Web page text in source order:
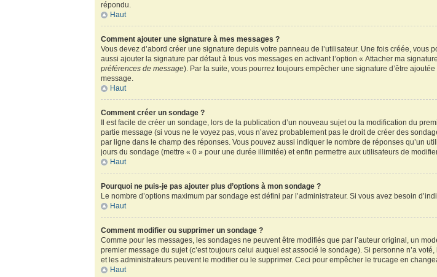
répondu.
Haut
Comment ajouter une signature à mes messages ?
Vous devez d’abord créer une signature depuis votre panneau de l’utilisateur. Une fois créée, vous
aussi ajouter la signature par défaut à tous vos messages en activant l’option « Attacher ma
préférences de message). Par la suite, vous pourrez toujours empêcher une signature d’être
message.
Haut
Comment créer un sondage ?
Il est facile de créer un sondage, lors de la publication d’un nouveau sujet ou la modification du
partie message (si vous ne le voyez pas, vous n’avez probablement pas le droit de créer des
par ligne dans le champ des réponses. Vous pouvez aussi indiquer le nombre de réponses qu’un
jours du sondage (mettre « 0 » pour une durée illimitée) et enfin permettre aux utilisateurs de
Haut
Pourquoi ne puis-je pas ajouter plus d’options à mon sondage ?
Le nombre d’options maximum par sondage est défini par l’administrateur. Si vous avez besoin
Haut
Comment modifier ou supprimer un sondage ?
Comme pour les messages, les sondages ne peuvent être modifiés que par l’auteur original, un
premier message du sujet (c’est toujours celui auquel est associé le sondage). Si personne n’a
et les administrateurs peuvent le modifier ou le supprimer. Ceci pour empêcher le trucage en
Haut